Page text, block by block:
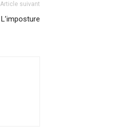
Article suivant
L’imposture